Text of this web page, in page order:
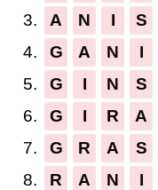
3.
A N I
S
4.
G A N
I
5.
G I N
S
6.
G I R
A
7.
G R A
S
8.
R A N
I